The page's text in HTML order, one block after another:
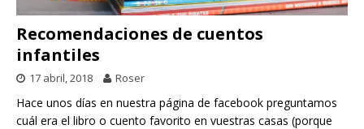
Recomendaciones de cuentos
infantiles
17 abril, 2018 Roser
Hace unos días en nuestra página de facebook preguntamos
cuál era el libro o cuento favorito en vuestras casas (porque